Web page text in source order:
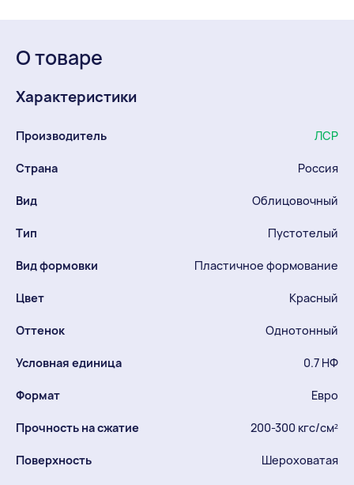
О товаре
Характеристики
Производитель ЛСР
Страна Россия
Вид Облицовочный
Тип Пустотелый
Вид формовки Пластичное формование
Цвет Красный
Оттенок Однотонный
Условная единица 0.7 НФ
Формат Евро
Прочность на сжатие 200-300 кгс/см²
Поверхность Шероховатая